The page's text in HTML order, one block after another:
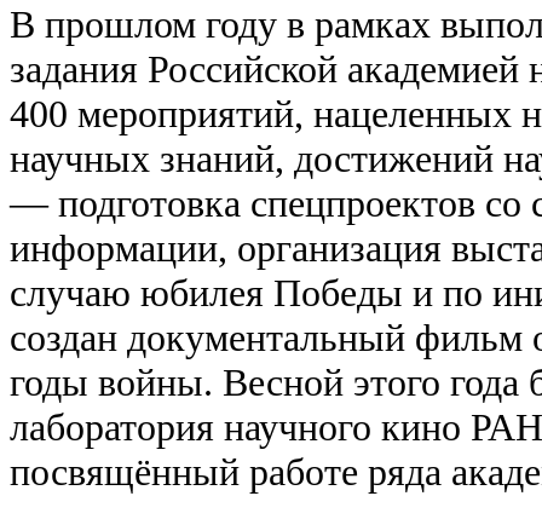
В прошлом году в рамках
задания Российской академией
400 мероприятий, нацеленных
научных знаний, достижений
— подготовка спецпроектов со
информации, организация
случаю юбилея Победы и по
создан документальный
годы войны. Весной этого года
лаборатория научного кино
посвящённый работе ряда